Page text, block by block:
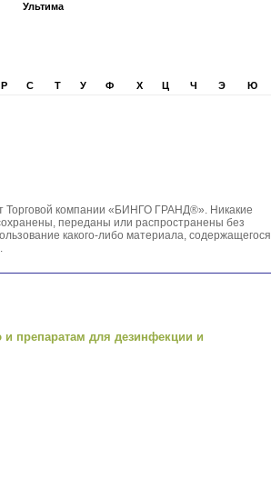
Ультима
Р С Т У Ф Х Ц Ч Э Ю
Торговой компании «БИНГО ГРАНД®». Никакие
переданы или распространены без
какого-либо материала, содержащегося
препаратам для дезинфекции и